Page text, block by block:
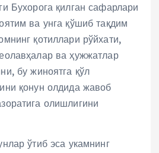
Бухорога қилган сафарлари
ва унга қўшиб тақдим
қотиллари рўйхати,
ва ҳужжатлар
бу жиноятга қўл
қонун олдида жавоб
олишлигини
ўтиб эса укамнинг